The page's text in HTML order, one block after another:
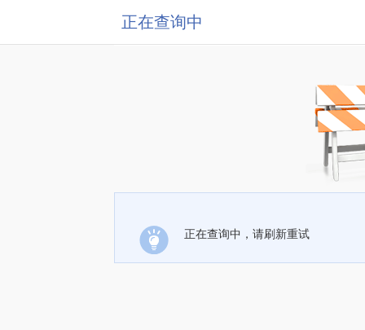
正在查询中
正在查询中，请刷新重试